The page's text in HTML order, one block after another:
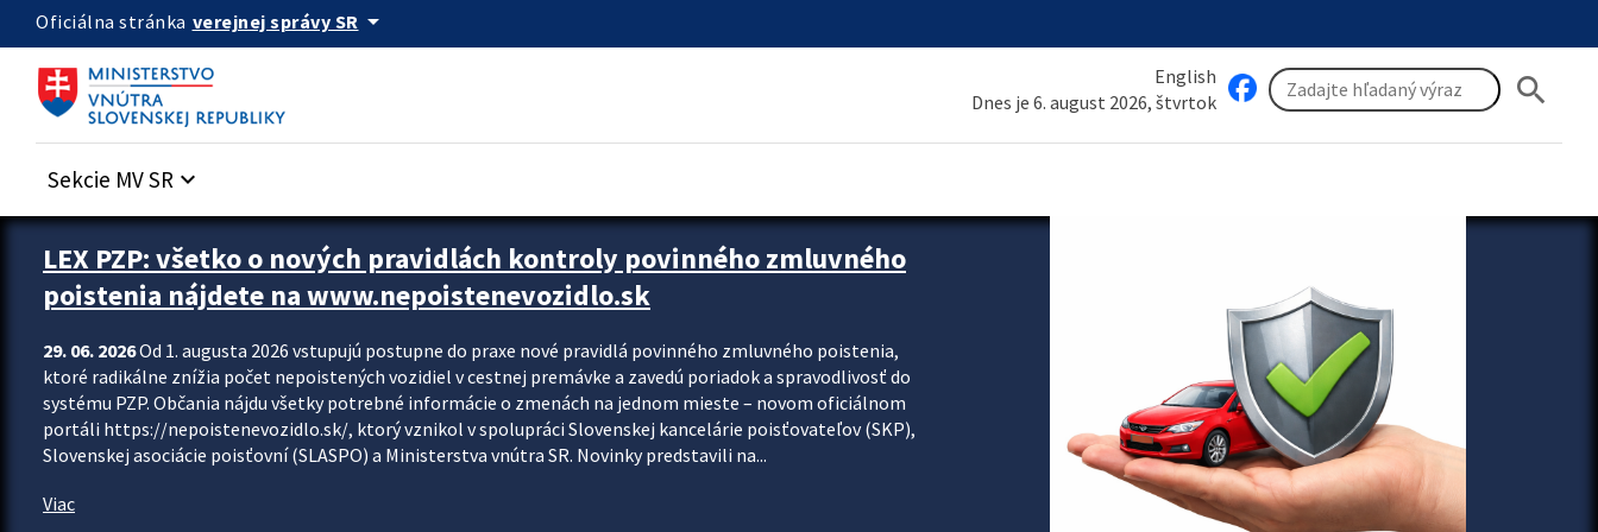
Preskocit na hlavný obsah
Oficiálna stránka verejnej správy SR arrow_drop_down
English
Dnes je 6. august 2026, štvrtok
search
Sekcie MV SR keyboard_arrow_down
Zastavit automatický posun upútavok
LEX PZP: všetko o nových pravidlách kontroly povinného zmluvného
poistenia nájdete na www.nepoistenevozidlo.sk
29. 06. 2026Od 1. augusta 2026 vstupujú postupne do praxe nové pravidlá povinného zmluvného poistenia,
ktoré radikálne znížia počet nepoistených vozidiel v cestnej premávke a zavedú poriadok a spravodlivosť do
systému PZP. Občania nájdu všetky potrebné informácie o zmenách na jednom mieste – novom oficiálnom
portáli https://nepoistenevozidlo.sk/, ktorý vznikol v spolupráci Slovenskej kancelárie poisťovateľov (SKP),
Slovenskej asociácie poisťovní (SLASPO) a Ministerstva vnútra SR. Novinky predstavili na...
Viac